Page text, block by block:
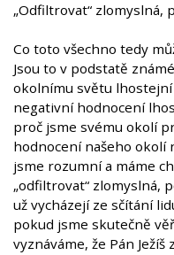
„Odfiltrovat“ zlomyslná,
Co toto všechno tedy
Jsou to v podstatě
okolnímu světu
negativní hodnocení
proč jsme svému okolí
hodnocení našeho okolí
jsme rozumní a máme
„odfiltrovat“ zlomyslná,
už vycházejí ze sčítání
pokud jsme skutečně
vyznáváme, že Pán